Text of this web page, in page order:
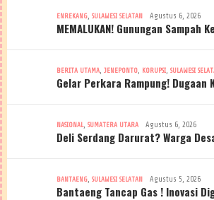
ENREKANG, SULAWESI SELATAN Agustus 6, 2026
MEMALUKAN! Gunungan Sampah
BERITA UTAMA, JENEPONTO, KORUPSI, SULAWESI
Gelar Perkara Rampung! Dugaan
NASIONAL, SUMATERA UTARA Agustus 6, 2026
Deli Serdang Darurat? Warga
BANTAENG, SULAWESI SELATAN Agustus 5, 2026
Bantaeng Tancap Gas ! Inovasi